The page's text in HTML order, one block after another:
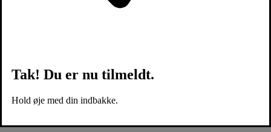
Tak! Du er nu tilmeldt.
Hold øje med din indbakke.